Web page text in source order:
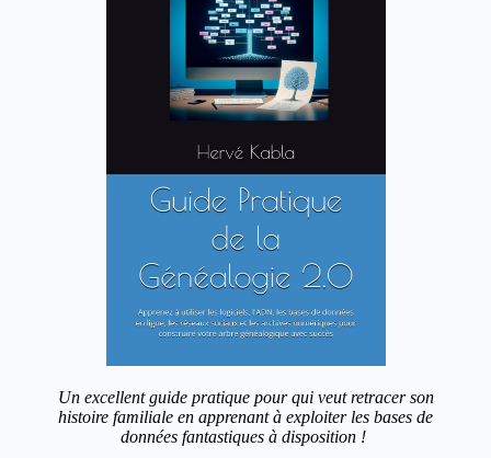
Un excellent guide pratique pour qui veut retracer son
histoire familiale en apprenant à exploiter les bases de
données fantastiques à disposition !